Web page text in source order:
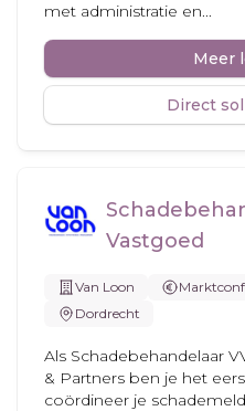
met administratie en...
Meer
Direct
Vastgoed
Van Loon
Dordrecht
Als Schadebehandelaar
& Partners ben je het
coördineer je